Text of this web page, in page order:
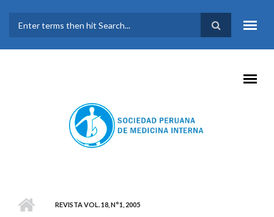
FORMULARIO DE
BÚSQUEDA
REVISTA VOL. 18, N°1, 2005